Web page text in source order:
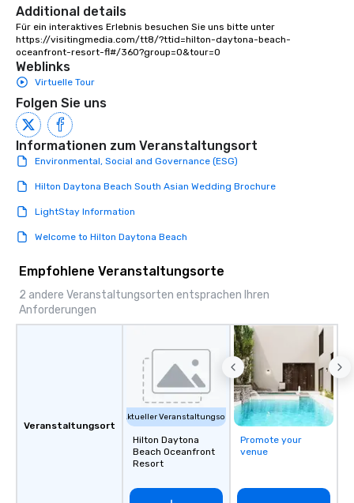
responsible tourism. With experience
across destinations
life.
Additional details
Für ein interaktives Erlebnis besuchen Sie uns bitte unter
https://visitingmedia.com/tt8/?ttid=hilton-daytona-beach-
oceanfront-resort-fl#/360?group=0&tour=0
Weblinks
Virtuelle Tour
Folgen Sie uns
Informationen zum Veranstaltungsort
Environmental, Social and Governance (ESG)
Hilton Daytona Beach South Asian Wedding Brochure
LightStay Information
Welcome to Hilton Daytona Beach
Empfohlene Veranstaltungsorte
2 andere Veranstaltungsorten entsprachen Ihren
Anforderungen
Veranstaltungsort
Aktueller Veranstaltungsort
Hilton Daytona
Beach Oceanfront
Resort
Promote your
venue